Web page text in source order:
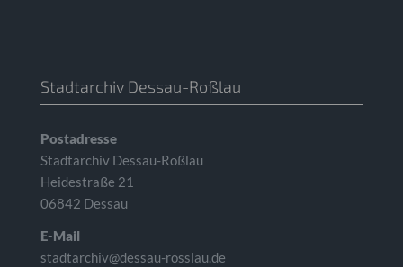
Stadtarchiv Dessau-Roßlau
Postadresse
Stadtarchiv Dessau-Roßlau
Heidestraße 21
06842 Dessau
E-Mail
stadtarchiv@dessau-rosslau.de